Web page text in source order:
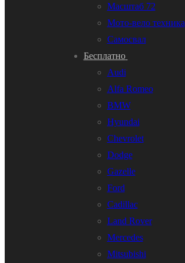
Масштаб 72
Мото-вело техника
Самосвал
Бесплатно
Audi
Alfa Romeo
BMW
Hyundai
Chevrolet
Dodge
Gazelle
Ford
Cadillac
Land Rover
Mercedes
Mitsubishi